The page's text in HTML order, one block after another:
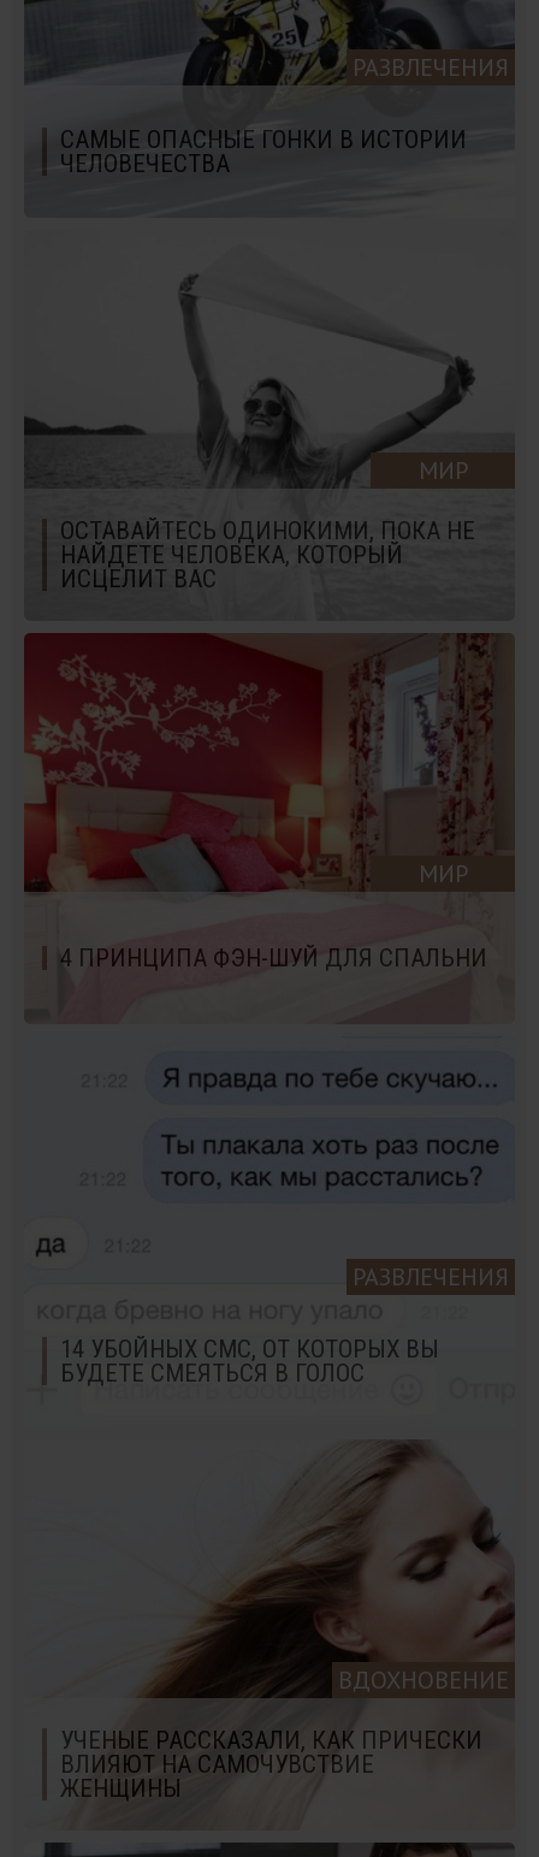
РАЗВЛЕЧЕНИЯ
САМЫЕ ОПАСНЫЕ ГОНКИ В ИСТОРИИ
ЧЕЛОВЕЧЕСТВА
МИР
ОСТАВАЙТЕСЬ ОДИНОКИМИ, ПОКА НЕ
НАЙДЕТЕ ЧЕЛОВЕКА, КОТОРЫЙ
ИСЦЕЛИТ ВАС
МИР
4 ПРИНЦИПА ФЭН-ШУЙ ДЛЯ СПАЛЬНИ
РАЗВЛЕЧЕНИЯ
14 УБОЙНЫХ СМС, ОТ КОТОРЫХ ВЫ
БУДЕТЕ СМЕЯТЬСЯ В ГОЛОС
ВДОХНОВЕНИЕ
УЧЕНЫЕ РАССКАЗАЛИ, КАК ПРИЧЕСКИ
ВЛИЯЮТ НА САМОЧУВСТВИЕ
ЖЕНЩИНЫ